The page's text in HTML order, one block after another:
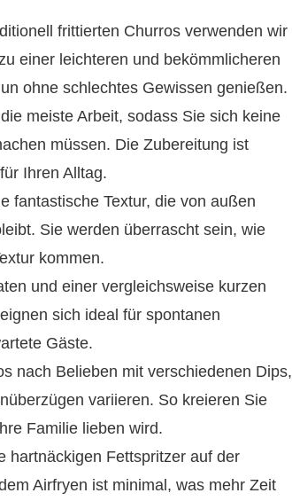
frittierten Churros verwenden wir
einer leichteren und bekömmlicheren
ohne schlechtes Gewissen genießen.
meiste Arbeit, sodass Sie sich keine
müssen. Die Zubereitung ist
Ihren Alltag.
fantastische Textur, die von außen
Sie werden überrascht sein, wie
kommen.
und einer vergleichsweise kurzen
sich ideal für spontanen
Gäste.
nach Belieben mit verschiedenen Dips,
variieren. So kreieren Sie
Familie lieben wird.
hartnäckigen Fettspritzer auf der
Airfryen ist minimal, was mehr Zeit